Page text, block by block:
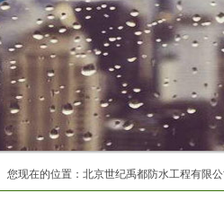
您现在的位置： 北京世纪禹都防水工程有限公